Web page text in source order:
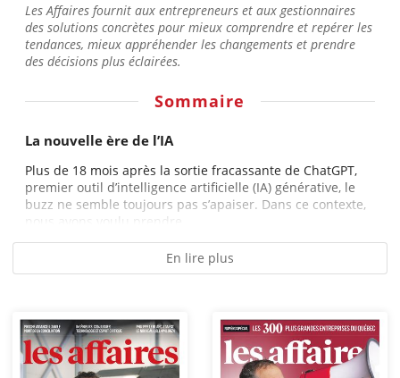
Les Affaires fournit aux entrepreneurs et aux gestionnaires
des solutions concrètes pour mieux comprendre et repérer les
tendances, mieux appréhender les changements et prendre
des décisions plus éclairées.
Sommaire
La nouvelle ère de l’IA
Plus de 18 mois après la sortie fracassante de ChatGPT,
premier outil d’intelligence artificielle (IA) générative, le
buzz ne semble toujours pas s’apaiser. Dans ce contexte,
nous avons voulu prendre...
En lire plus